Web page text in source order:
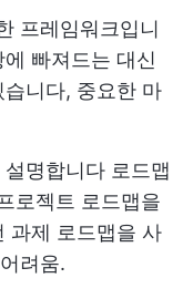
프레임워크입니
빠져드는 대신
니다, 중요한 마
명합니다 로드맵
로젝트 로드맵을
과제 로드맵을 사
려움.